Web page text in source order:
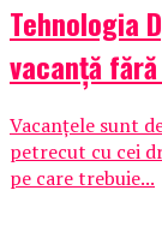
Tehnologia
vacanță
Vacanțele sunt
petrecut cu cei
pe care trebuie...